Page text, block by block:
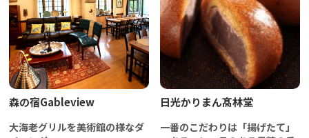
森の宿Gableview
大海老グリルを美術館の様なダ
日光かりまん髙林堂
一番のこだわりは「揚げたて」